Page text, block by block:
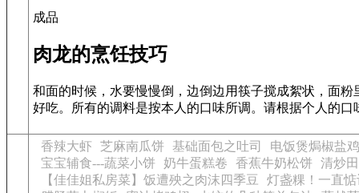
成品
肉龙的烹饪技巧
和面的时候，水要慢慢倒，边倒边用筷子搅成絮状，面
好吃。所有的调料是按本人的口味所调。请根据个人的口
香辣大虾 芝麻南瓜饼 基础面包之吐司
电饭煲焗椒盐
宝宝辅食---蔬菜小饼
奶牛蛋糕卷 香蕉牛奶松饼
清炒
【佳佳姐私房菜】饭遭殃之肉沫四季豆
灯盏粿！一直